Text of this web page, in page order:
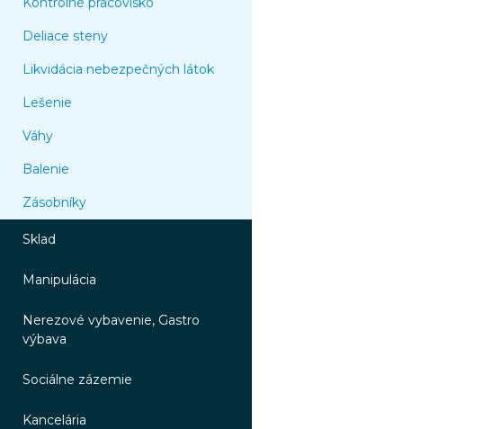
Deliace steny
Likvidácia nebezpečných látok
Lešenie
Váhy
Balenie
Zásobníky
Sklad
Manipulácia
Nerezové vybavenie, Gastro
výbava
Sociálne zázemie
Kancelária